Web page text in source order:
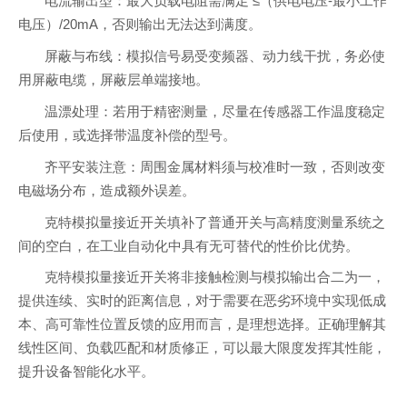
电压）/20mA，否则输出无法达到满度。
屏蔽与布线：模拟信号易受变频器、动力线干扰，务必使
用屏蔽电缆，屏蔽层单端接地。
温漂处理：若用于精密测量，尽量在传感器工作温度稳定
后使用，或选择带温度补偿的型号。
齐平安装注意：周围金属材料须与校准时一致，否则改变
电磁场分布，造成额外误差。
克特模拟量接近开关填补了普通开关与高精度测量系统之
间的空白，在工业自动化中具有无可替代的性价比优势。
克特模拟量接近开关将非接触检测与模拟输出合二为一，
提供连续、实时的距离信息，对于需要在恶劣环境中实现低成
本、高可靠性位置反馈的应用而言，是理想选择。正确理解其
线性区间、负载匹配和材质修正，可以最大限度发挥其性能，
提升设备智能化水平。